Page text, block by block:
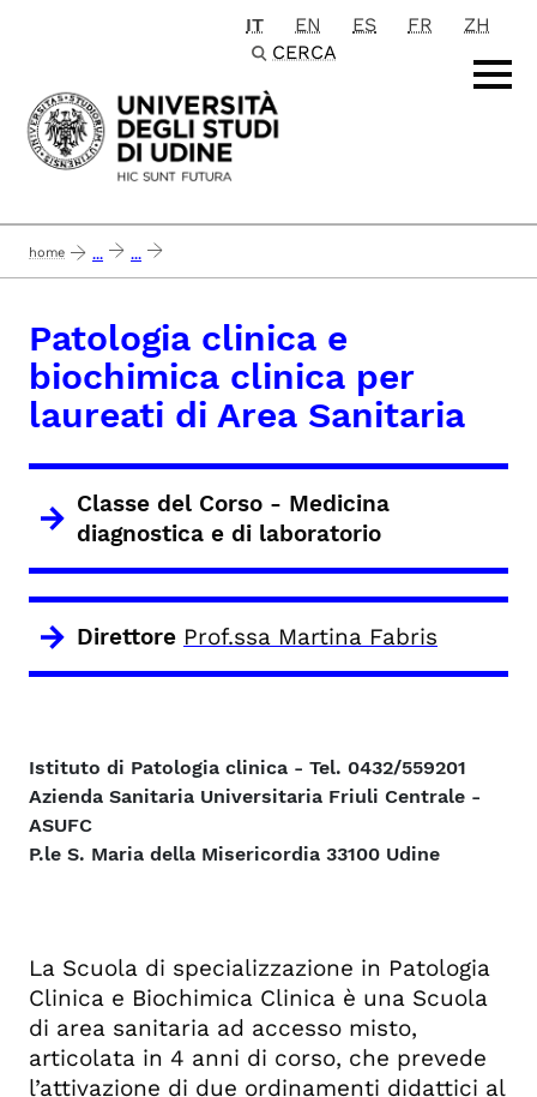
Passa al contenuto principale
IT EN ES FR
ZH
CERCA
home ... ...
Patologia clinica e
biochimica clinica per
laureati di Area Sanitaria
Classe del Corso - Medicina
diagnostica e di laboratorio
Direttore Prof.ssa Martina Fabris
Istituto di Patologia clinica - Tel. 0432/559201
Azienda Sanitaria Universitaria Friuli Centrale -
ASUFC
P.le S. Maria della Misericordia 33100 Udine
La Scuola di specializzazione in Patologia
Clinica e Biochimica Clinica è una Scuola
di area sanitaria ad accesso misto,
articolata in 4 anni di corso, che prevede
l’attivazione di due ordinamenti didattici al